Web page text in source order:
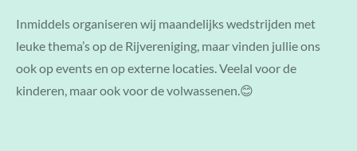
Inmiddels organiseren wij maandelijks wedstrijden met
leuke thema’s op de Rijvereniging, maar vinden jullie ons
ook op events en op externe locaties. Veelal voor de
kinderen, maar ook voor de volwassenen.😊